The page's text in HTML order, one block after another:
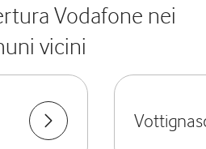
Vodafone nei
vicini